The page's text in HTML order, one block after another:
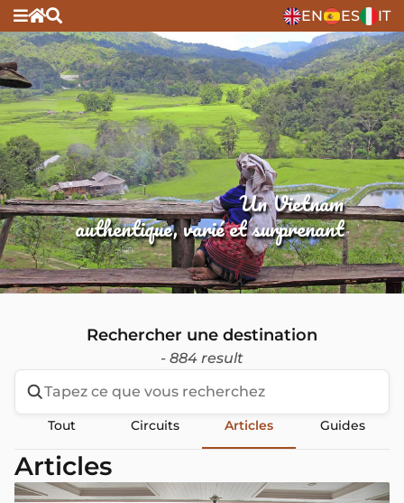
EN ES IT
Un Vietnam
authentique, varié et surprenant
Rechercher une destination
- 884 result
Tout Circuits Articles Guides
Articles